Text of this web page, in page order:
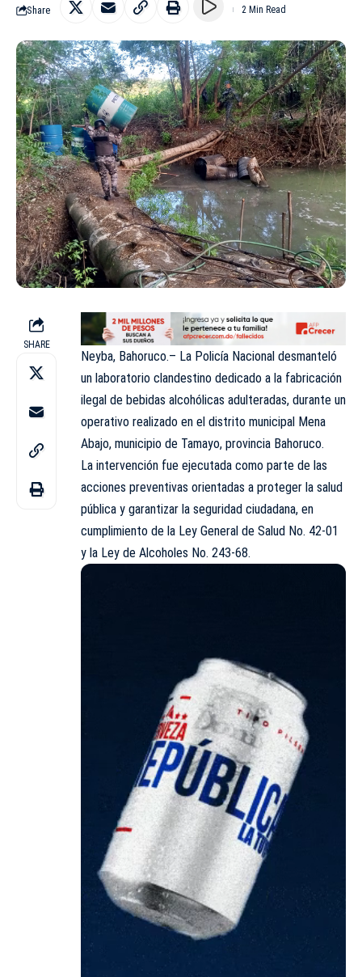
Share 2 Min Read
SHARE
Neyba, Bahoruco.– La Policía Nacional desmanteló
un laboratorio clandestino dedicado a la fabricación
ilegal de bebidas alcohólicas adulteradas, durante un
operativo realizado en el distrito municipal Mena
Abajo, municipio de Tamayo, provincia Bahoruco.
La intervención fue ejecutada como parte de las
acciones preventivas orientadas a proteger la salud
pública y garantizar la seguridad ciudadana, en
cumplimiento de la Ley General de Salud No. 42-01
y la Ley de Alcoholes No. 243-68.